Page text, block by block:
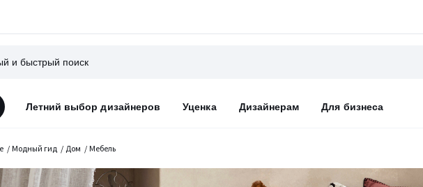
Летний выбор дизайнеров Уценка Дизайнерам Для бизнеса
Модный гид Дом Мебель